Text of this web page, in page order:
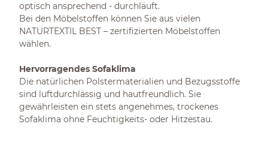
optisch ansprechend - durchläuft.
Bei den Möbelstoffen können Sie aus vielen
NATURTEXTIL BEST – zertifizierten Möbelstoffen
wählen.
Hervorragendes Sofaklima
Die natürlichen Polstermaterialien und Bezugsstoffe
sind luftdurchlässig und hautfreundlich. Sie
gewährleisten ein stets angenehmes, trockenes
Sofaklima ohne Feuchtigkeits- oder Hitzestau.